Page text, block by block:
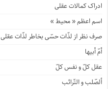
ادراک کمالات عقلی
اسم اعظم « محیط »
صرف نظر از لذّات حسّی بخاطر لذّات عقلی
أمّ أبیها
عقل کلّ و نفس کلّ
ألصّلب و التّرائب